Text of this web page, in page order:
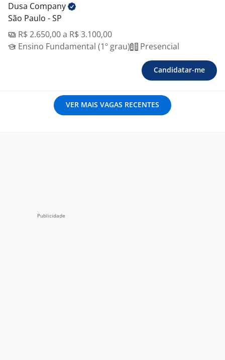
Dusa Company
São Paulo - SP
R$ 2.650,00 a R$ 3.100,00
Ensino Fundamental (1º grau)
Presencial
Candidatar-me
VER MAIS VAGAS RECENTES